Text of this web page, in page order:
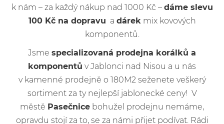
k nám – za každý nákup nad 1000 Kč – dáme slevu
100 Kč na dopravu a dárek mix kovových
komponentů.
Jsme specializovaná prodejna korálků a
komponentů v Jablonci nad Nisou a u nás
v kamenné prodejně o 180M2 seženete veškerý
sortiment za ty nejlepší jablonecké ceny! V
městě Pasečnice bohužel prodejnu nemáme,
opravdu stojí za to, se za námi přijet podívat. Rádi